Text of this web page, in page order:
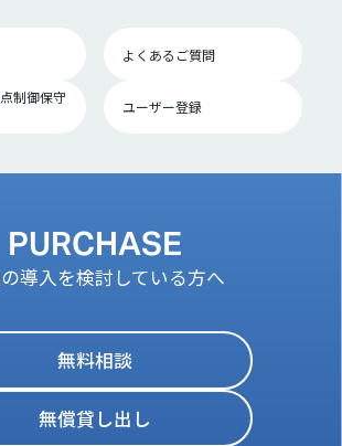
よくあるご質問
制御保守
ユーザー登録
PURCHASE
導入を検討している方へ
無料相談
無償貸し出し